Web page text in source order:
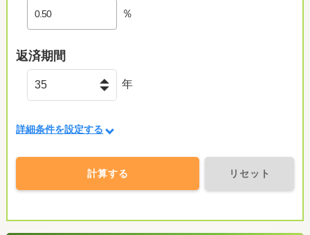
％
返済期間
年
詳細条件を設定する
計算する リセット